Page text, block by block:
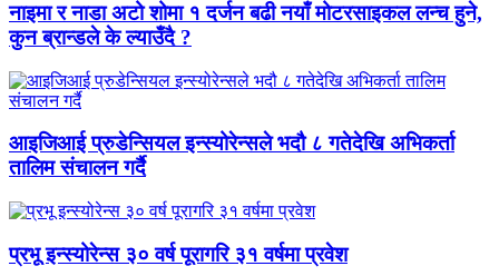
नाइमा र नाडा अटो शोमा १ दर्जन बढी नयाँ मोटरसाइकल लन्च हुने,
कुन ब्रान्डले के ल्याउँदै ?
आइजिआई प्रुडेन्सियल इन्स्योरेन्सले भदौ ८ गतेदेखि अभिकर्ता
तालिम संचालन गर्दै
प्रभू इन्स्योरेन्स ३० वर्ष पूरागरि ३१ वर्षमा प्रवेश